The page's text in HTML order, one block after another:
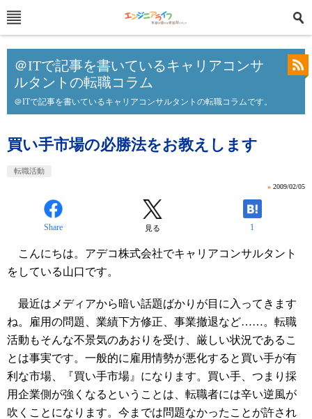
＠ITで記事を書いているキャリアコンサ
ルタントの転職コラム
＠ITで記事を書いているキャリアコンサルタントの転職コラムです。
買い手市場の必勝法をお教えします
転職活動
» 2009/02/05
Share 見る 1
こんにちは。アデコ株式会社でキャリアコンサルタント
をしている山口です。
最近はメディアから暗い話題ばかりが目に入ってきます
ね。雇用の問題、業績下方修正、事業撤退など……。転職
活動もそんな不景気のあおりを受け、厳しい状況であるこ
とは事実です。一般的に雇用情勢が悪化すると買い手が有
利な市場、『買い手市場』になります。買い手、つまり採
用企業側が強くなるということは、転職者には辛い逆風が
吹くことになります。今までは問題なかったことが許され